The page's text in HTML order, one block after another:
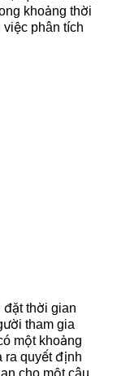
khoảng thời
phân tích
đặt thời gian
tham gia
một khoảng
ra quyết định
cho một câu